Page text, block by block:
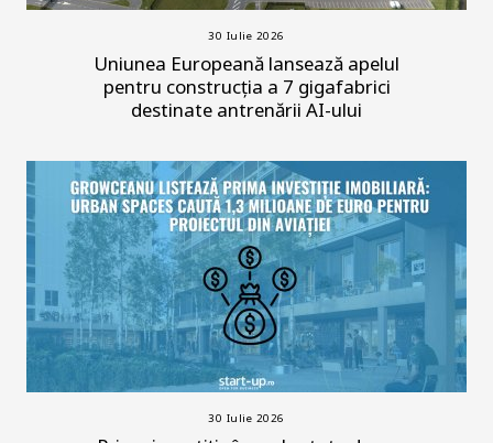
30 Iulie 2026
Uniunea Europeană lansează apelul
pentru construcția a 7 gigafabrici
destinate antrenării AI-ului
30 Iulie 2026